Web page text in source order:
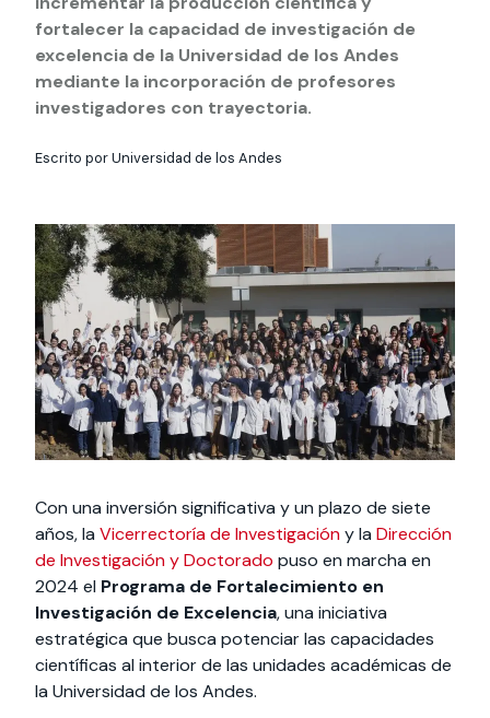
cursos
Especialidades y
estadías
Te puede
International
interesar:
2025
vinculación con la
sociedad
Extensión Cultural
intercambio
Servicios y apoyos
interesar:
Uandes
fortalecer la capacidad de investigación de
excelencia de la Universidad de los Andes
mediante la incorporación de profesores
investigadores con trayectoria.
Escrito por Universidad de los Andes
Con una inversión significativa y un plazo de siete
años, la Vicerrectoría de Investigacióny la Dirección
de Investigación y Doctorado puso en marcha en
2024 el Programa de Fortalecimiento en
Investigación de Excelencia, una iniciativa
estratégica que busca potenciar las capacidades
científicas al interior de las unidades académicas de
la Universidad de los Andes.